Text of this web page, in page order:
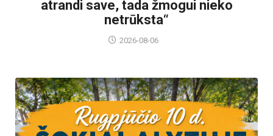
atrandi save, tada žmogui nieko
netrūksta“
2026-08-06